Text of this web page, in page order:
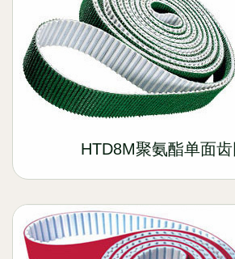
HTD8M聚氨酯单面